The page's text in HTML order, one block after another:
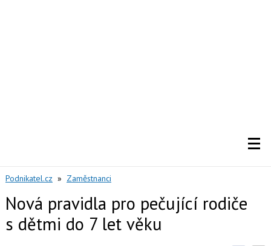
Podnikatel.cz » Zaměstnanci
Nová pravidla pro pečující rodiče
s dětmi do 7 let věku